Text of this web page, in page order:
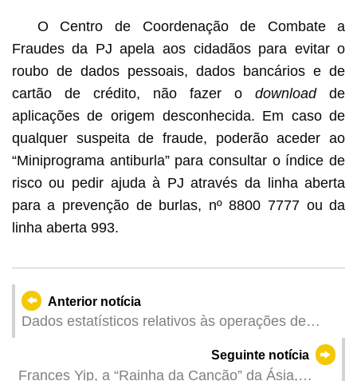
O Centro de Coordenação de Combate a
Fraudes da PJ apela aos cidadãos para evitar o
roubo de dados pessoais, dados bancários e de
cartão de crédito, não fazer odownloadde
aplicações de origem desconhecida. Em caso de
qualquer suspeita de fraude, poderão aceder ao
“Miniprograma antiburla” para consultar o índice de
risco ou pedir ajuda à PJ através da linha aberta
para a prevenção de burlas, nº 8800 7777 ou da
linha aberta 993.
Anterior notícia
Dados estatísticos relativos às operações de
combate aos trabalhadores ilegais dos meses de
Seguinte notícia
Frances Yip, a “Rainha da Canção” da Ásia,